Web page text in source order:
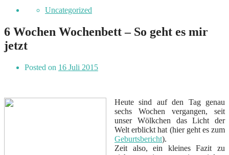
Uncategorized
6 Wochen Wochenbett – So geht es mir
jetzt
Posted on 16 Juli 2015
Heute sind auf den Tag genau
sechs Wochen vergangen, seit
unser Wölkchen das Licht der
Welt erblickt hat (hier geht es zum
Geburtsbericht).
Zeit also, ein kleines Fazit zu